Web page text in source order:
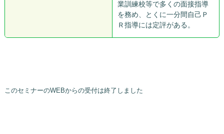
業訓練校等で多くの面接指導
を務め、とくに一分間自己Ｐ
Ｒ指導には定評がある。
このセミナーのWEBからの受付は終了しました